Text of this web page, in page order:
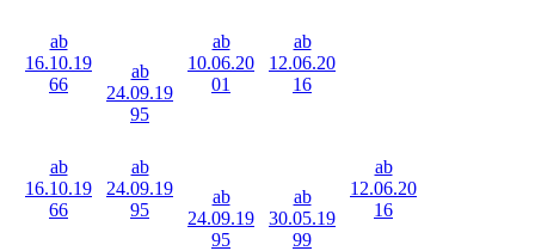
ab
16.10.19
66
ab
24.09.19
95
ab
10.06.20
01
ab
12.06.20
16
ab
16.10.19
66
ab
24.09.19
95
ab
24.09.19
95
ab
30.05.19
99
ab
12.06.20
16